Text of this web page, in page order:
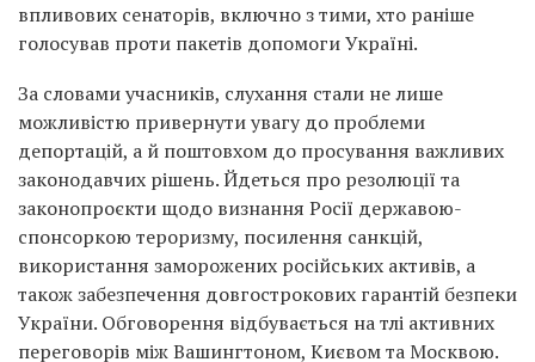
впливових сенаторів, включно з тими, хто раніше
голосував проти пакетів допомоги Україні.
За словами учасників, слухання стали не лише
можливістю привернути увагу до проблеми
депортацій, а й поштовхом до просування важливих
законодавчих рішень. Йдеться про резолюції та
законопроєкти щодо визнання Росії державою-
спонсоркою тероризму, посилення санкцій,
використання заморожених російських активів, а
також забезпечення довгострокових гарантій безпеки
України. Обговорення відбувається на тлі активних
переговорів між Вашингтоном, Києвом та Москвою.